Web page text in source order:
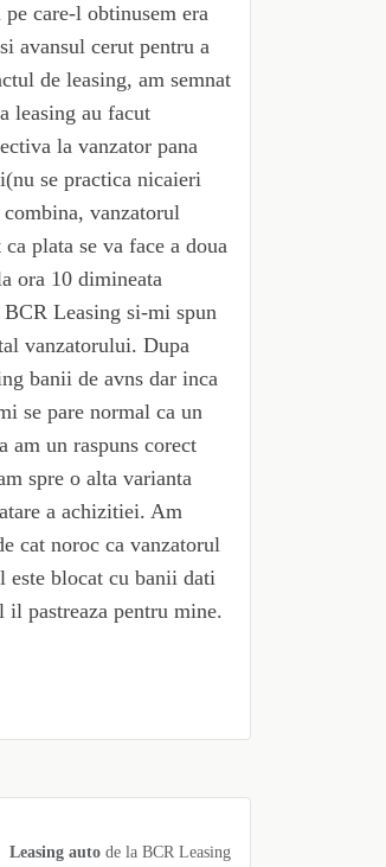
care-l obtinusem era
avansul cerut pentru a
de leasing, am semnat
leasing au facut
la vanzator pana
se practica nicaieri
combina, vanzatorul
plata se va face a doua
ora 10 dimineata
BCR Leasing si-mi spun
vanzatorului. Dupa
banii de avns dar inca
se pare normal ca un
am un raspuns corect
spre o alta varianta
a achizitiei. Am
cat noroc ca vanzatorul
este blocat cu banii dati
pastreaza pentru mine.
Leasing auto de la BCR Leasing